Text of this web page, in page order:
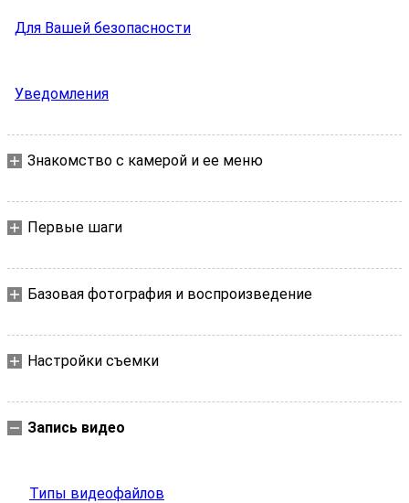
Для Вашей безопасности
Уведомления
Знакомство с камерой и ее меню
Первые шаги
Базовая фотография и воспроизведение
Настройки съемки
Запись видео
Типы видеофайлов